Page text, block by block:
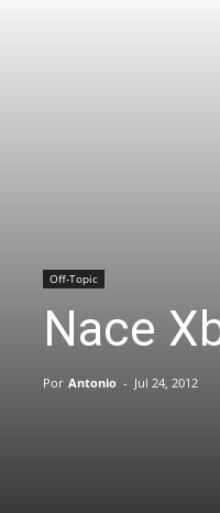
Off-Topic
Nace
Por Antonio - Jul 24, 2012